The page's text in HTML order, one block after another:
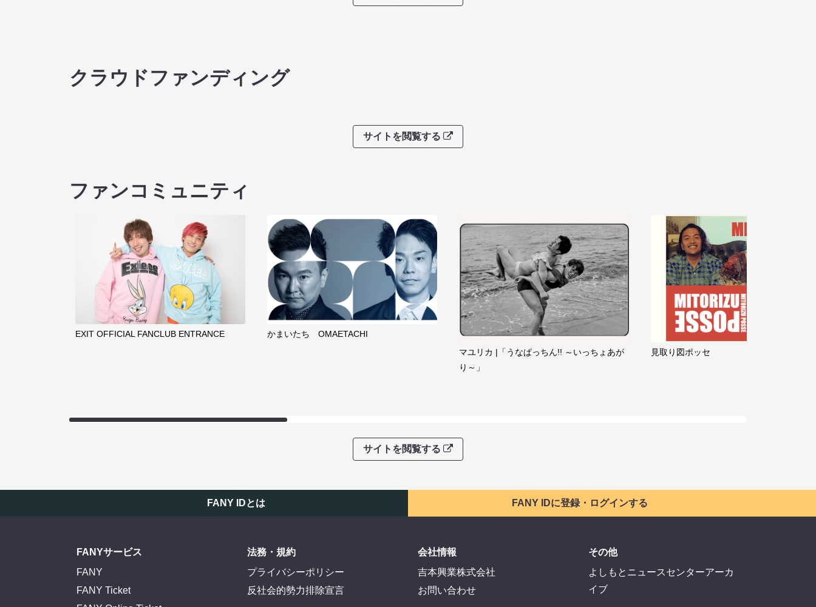
クラウドファンディング
サイトを閲覧する
ファンコミュニティ
EXIT OFFICIAL FANCLUB ENTRANCE
かまいたち OMAETACHI
マユリカ |「うなぱっちん!! ～いっちょあが
り～」
見取り図ポッセ
サイトを閲覧する
FANY IDとは FANY IDに登録・ログインする
FANYサービス
FANY
FANY Ticket
法務・規約
プライバシーポリシー
反社会的勢力排除宣言
会社情報
吉本興業株式会社
お問い合わせ
その他
よしもとニュースセンターアーカ
イブ